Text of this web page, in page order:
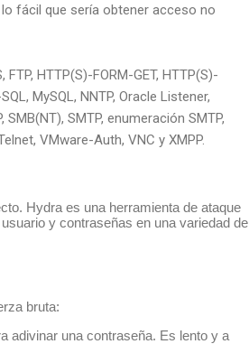
fácil que sería obtener acceso no
HTTP(S)-FORM-GET, HTTP(S)-
MySQL, NNTP, Oracle Listener,
SMB(NT), SMTP, enumeración SMTP,
VMware-Auth, VNC y XMPP.
Hydra es una herramienta de ataque
y contraseñas en una variedad de
bruta:
adivinar una contraseña. Es lento y a